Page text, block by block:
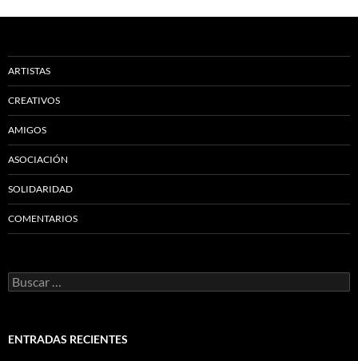
ARTISTAS
CREATIVOS
AMIGOS
ASOCIACIÓN
SOLIDARIDAD
COMENTARIOS
Buscar:
ENTRADAS RECIENTES